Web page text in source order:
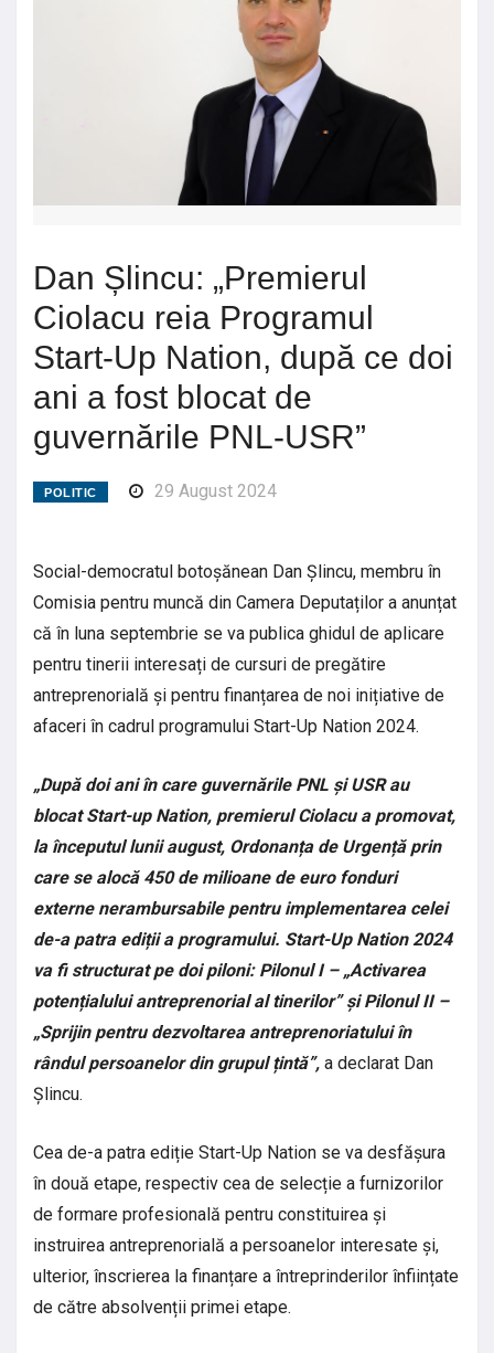
Dan Șlincu: „Premierul
Ciolacu reia Programul
Start-Up Nation, după ce doi
ani a fost blocat de
guvernările PNL-USR”
POLITIC 29 August 2024
Social-democratul botoșănean Dan Șlincu, membru în
Comisia pentru muncă din Camera Deputaților a anunțat
că în luna septembrie se va publica ghidul de aplicare
pentru tinerii interesați de cursuri de pregătire
antreprenorială și pentru finanțarea de noi inițiative de
afaceri în cadrul programului Start-Up Nation 2024.
„După doi ani în care guvernările PNL și USR au
blocat Start-up Nation, premierul Ciolacu a promovat,
la începutul lunii august, Ordonanța de Urgență prin
care se alocă 450 de milioane de euro fonduri
externe nerambursabile pentru implementarea celei
de-a patra ediții a programului. Start-Up Nation 2024
va fi structurat pe doi piloni: Pilonul I – „Activarea
potențialului antreprenorial al tinerilor” și Pilonul II –
„Sprijin pentru dezvoltarea antreprenoriatului în
rândul persoanelor din grupul țintă”, a declarat Dan
Șlincu.
Cea de-a patra ediție Start-Up Nation se va desfășura
în două etape, respectiv cea de selecție a furnizorilor
de formare profesională pentru constituirea și
instruirea antreprenorială a persoanelor interesate și,
ulterior, înscrierea la finanțare a întreprinderilor înființate
de către absolvenții primei etape.